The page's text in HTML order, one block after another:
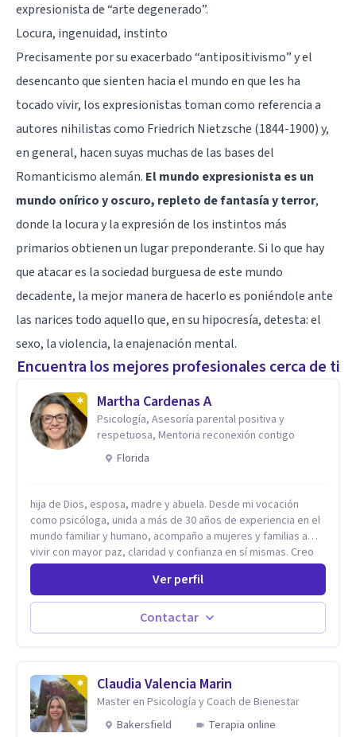
expresionista de “arte degenerado”.
Locura, ingenuidad, instinto
Precisamente por su exacerbado “antipositivismo” y el
desencanto que sienten hacia el mundo en que les ha
tocado vivir, los expresionistas toman como referencia a
autores nihilistas como Friedrich Nietzsche (1844-1900) y,
en general, hacen suyas muchas de las bases del
Romanticismo alemán. El mundo expresionista es un
mundo onírico y oscuro, repleto de fantasía y terror,
donde la locura y la expresión de los instintos más
primarios obtienen un lugar preponderante. Si lo que hay
que atacar es la sociedad burguesa de este mundo
decadente, la mejor manera de hacerlo es poniéndole ante
las narices todo aquello que, en su hipocresía, detesta: el
sexo, la violencia, la enajenación mental.
Encuentra los mejores profesionales cerca de ti
Martha Cardenas A
Psicología, Asesoría parental positiva y
respetuosa, Mentoria reconexión contigo
Florida
hija de Dios, esposa, madre y abuela. Desde mi vocación
como psicóloga, unida a más de 30 años de experiencia en el
mundo familiar y humano, acompaño a mujeres y familias a
vivir con mayor paz, claridad y confianza en sí mismas. Creo
profundamente que la vida está hecha de etapas, y que cada
ciclo —personal, emocional, espiritual y familiar— trae
oportunidades de crecimiento. Por eso utilizo una
combinación de psicología positiva, enfoque humanista,
herramientas contemporáneas de bienestar mental y
eres. Mi misión es ayudarte a ordenar tu mundo interior, sanar
lo que aún pesa, fortalecer tu autoestima, transformar la
relación contigo misma y con quienes amas, y enseñarte
herramientas prácticas para navegar la vida familiar con amor,
Ver perfil
Contactar
Claudia Valencia Marin
Master en Psicología y Coach de Bienestar
Bakersfield
Terapia online